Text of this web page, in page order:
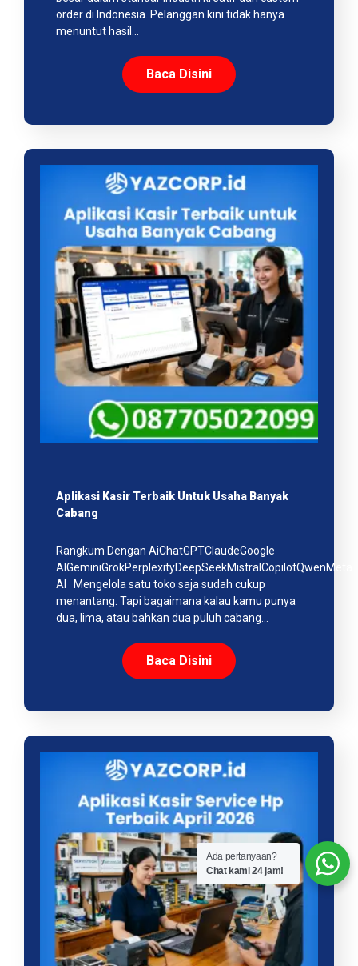
order di Indonesia. Pelanggan kini tidak hanya
menuntut hasil…
Baca Disini
Aplikasi Kasir Terbaik Untuk Usaha Banyak
Cabang
Rangkum Dengan AiChatGPTClaudeGoogle
AIGeminiGrokPerplexityDeepSeekMistralCopilotQwenMeta
AI Mengelola satu toko saja sudah cukup
menantang. Tapi bagaimana kalau kamu punya
dua, lima, atau bahkan dua puluh cabang…
Baca Disini
Ada pertanyaan?
Chat kami 24 jam!